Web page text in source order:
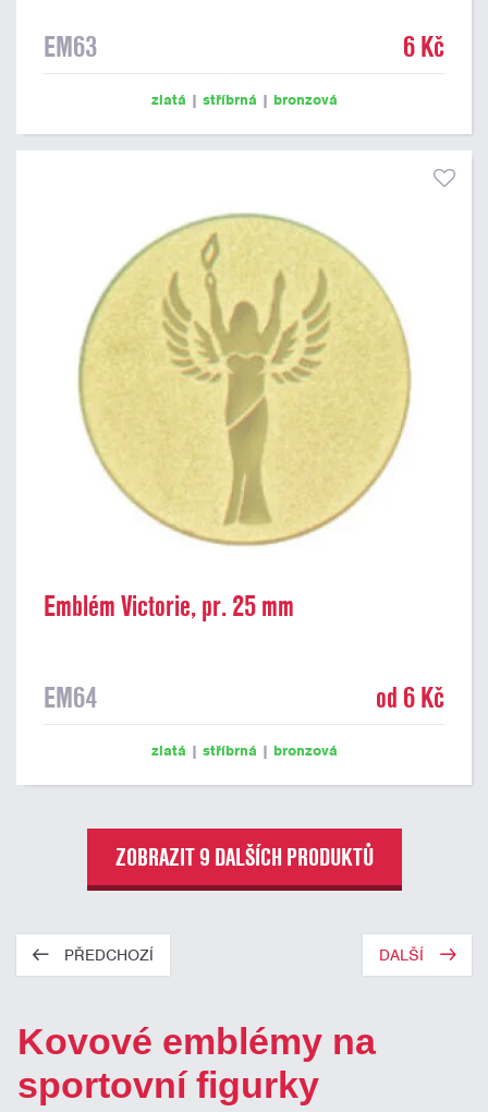
EM63 6 Kč
zlatá | stříbrná | bronzová
Emblém Victorie, pr. 25 mm
EM64 od 6 Kč
zlatá | stříbrná | bronzová
ZOBRAZIT 9 DALŠÍCH PRODUKTŮ
PŘEDCHOZÍ DALŠÍ
Kovové emblémy na
sportovní figurky